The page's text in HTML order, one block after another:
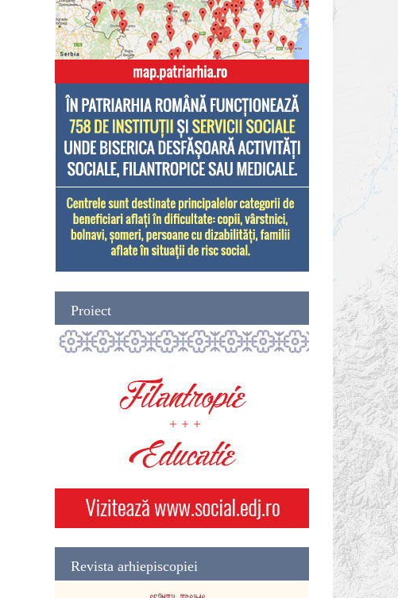
Proiect
Revista arhiepiscopiei